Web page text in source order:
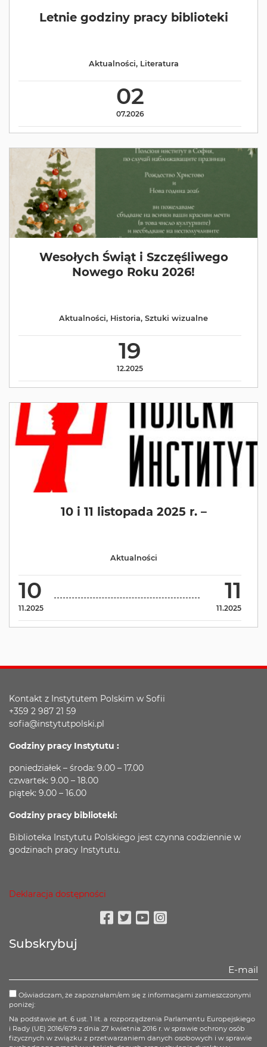
Letnie godziny pracy biblioteki
02
07.2026
Aktualności, Literatura
Wesołych Świąt i Szczęśliwego
Nowego Roku 2026!
19
12.2025
Aktualności, Historia, Sztuki wizualne
10 i 11 listopada 2025 r. –
10
11.2025
11
11.2025
Aktualności
Kontakt z Instytutem Polskim w Sofii
+359 2 987 21 59
sofia@instytutpolski.pl
Godziny pracy Instytutu :
poniedziałek – środa: 9.00 – 17.00
czwartek: 9.00 – 18.00
piątek: 9.00 – 16.00
Godziny pracy biblioteki:
Biblioteka Instytutu Polskiego jest czynna codziennie w
godzinach pracy Instytutu.
Deklaracja dostępności
Subskrybuj
Oświadczam, że zapoznałam/em się z informacjami zamieszczonymi
poniżej:
Na podstawie art. 6 ust. 1 lit. a rozporządzenia Parlamentu Europejskiego
i Rady (UE) 2016/679 z dnia 27 kwietnia 2016 r. w sprawie ochrony osób
fizycznych w związku z przetwarzaniem danych osobowych i w sprawie